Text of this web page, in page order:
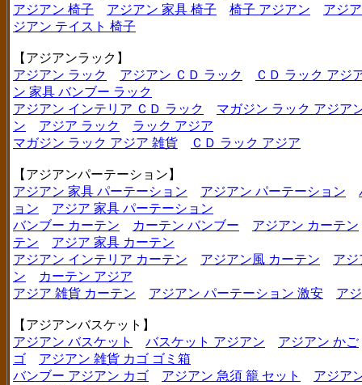
アジアン 椅子
アジアン 家具 椅子 椅子 アジアン
アジ
ジアン テイスト 椅子
【アジアンラック】
アジアン ラック
アジアン ＣＤ ラック
ＣＤ ラック アジ
ン 家具 バンブー ラック
アジアン インテリア ＣＤ ラック
マガジン ラック アジア
ン
アジア ラック
ラック アジア
マガジン ラック アジア 雑貨
ＣＤ ラック アジア
【アジアンパーテーション】
アジアン 家具 パーテーション
アジアン パーテーション
ョン
アジア 家具 パーテーション
バンブー カーテン
カーテン バンブー
アジアン カーテン
テン
アジア 家具 カーテン
アジアン インテリア カーテン
アジアン風 カーテン
アジ
ン
カーテン アジア
アジア 雑貨 カーテン
アジアン パーテーション 激安 ア
【アジアンバスケット】
アジアン バスケット
バスケット アジアン
アジアン かご
ゴ
アジアン 雑貨 カゴ ゴミ箱
バンブー アジアン カゴ
アジアン 急須 籠 セット
アジア